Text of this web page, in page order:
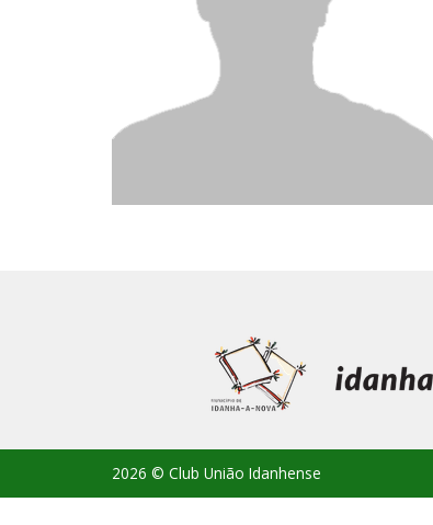
2026 © Club União Idanhense